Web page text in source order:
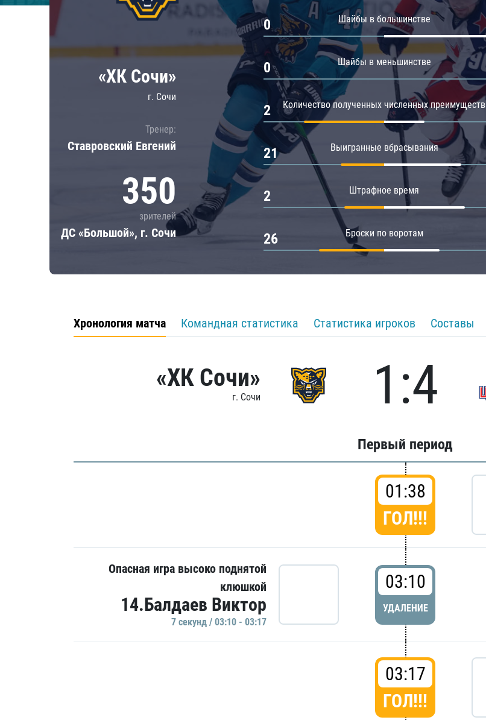
Локомотив
ЦСКА
Шанхайские Драконы
Амур
Барыс
Салават Юлаев
«ХК Сочи»
г. Сочи
Тренер:
Ставровский Евгений
350
зрителей
ДС «Большой», г. Сочи
Шайбы в большинстве
0
Шайбы в меньшинстве
0
Количество полученных численных преимуществ
2
Выигранные вбрасывания
21
Штрафное время
2
Броски по воротам
26
Хронология матча Командная статистика Статистика игроков Составы
«ХК Сочи»
г. Сочи 1:4
Первый период
01:38
ГОЛ!!!
Опасная игра высоко поднятой
клюшкой
14.Балдаев Виктор
7 секунд / 03:10 - 03:17
03:10
УДАЛЕНИЕ
03:17
ГОЛ!!!